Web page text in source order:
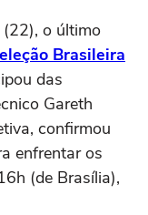
o último
Brasileira
das
Gareth
confirmou
enfrentar os
(de Brasília),